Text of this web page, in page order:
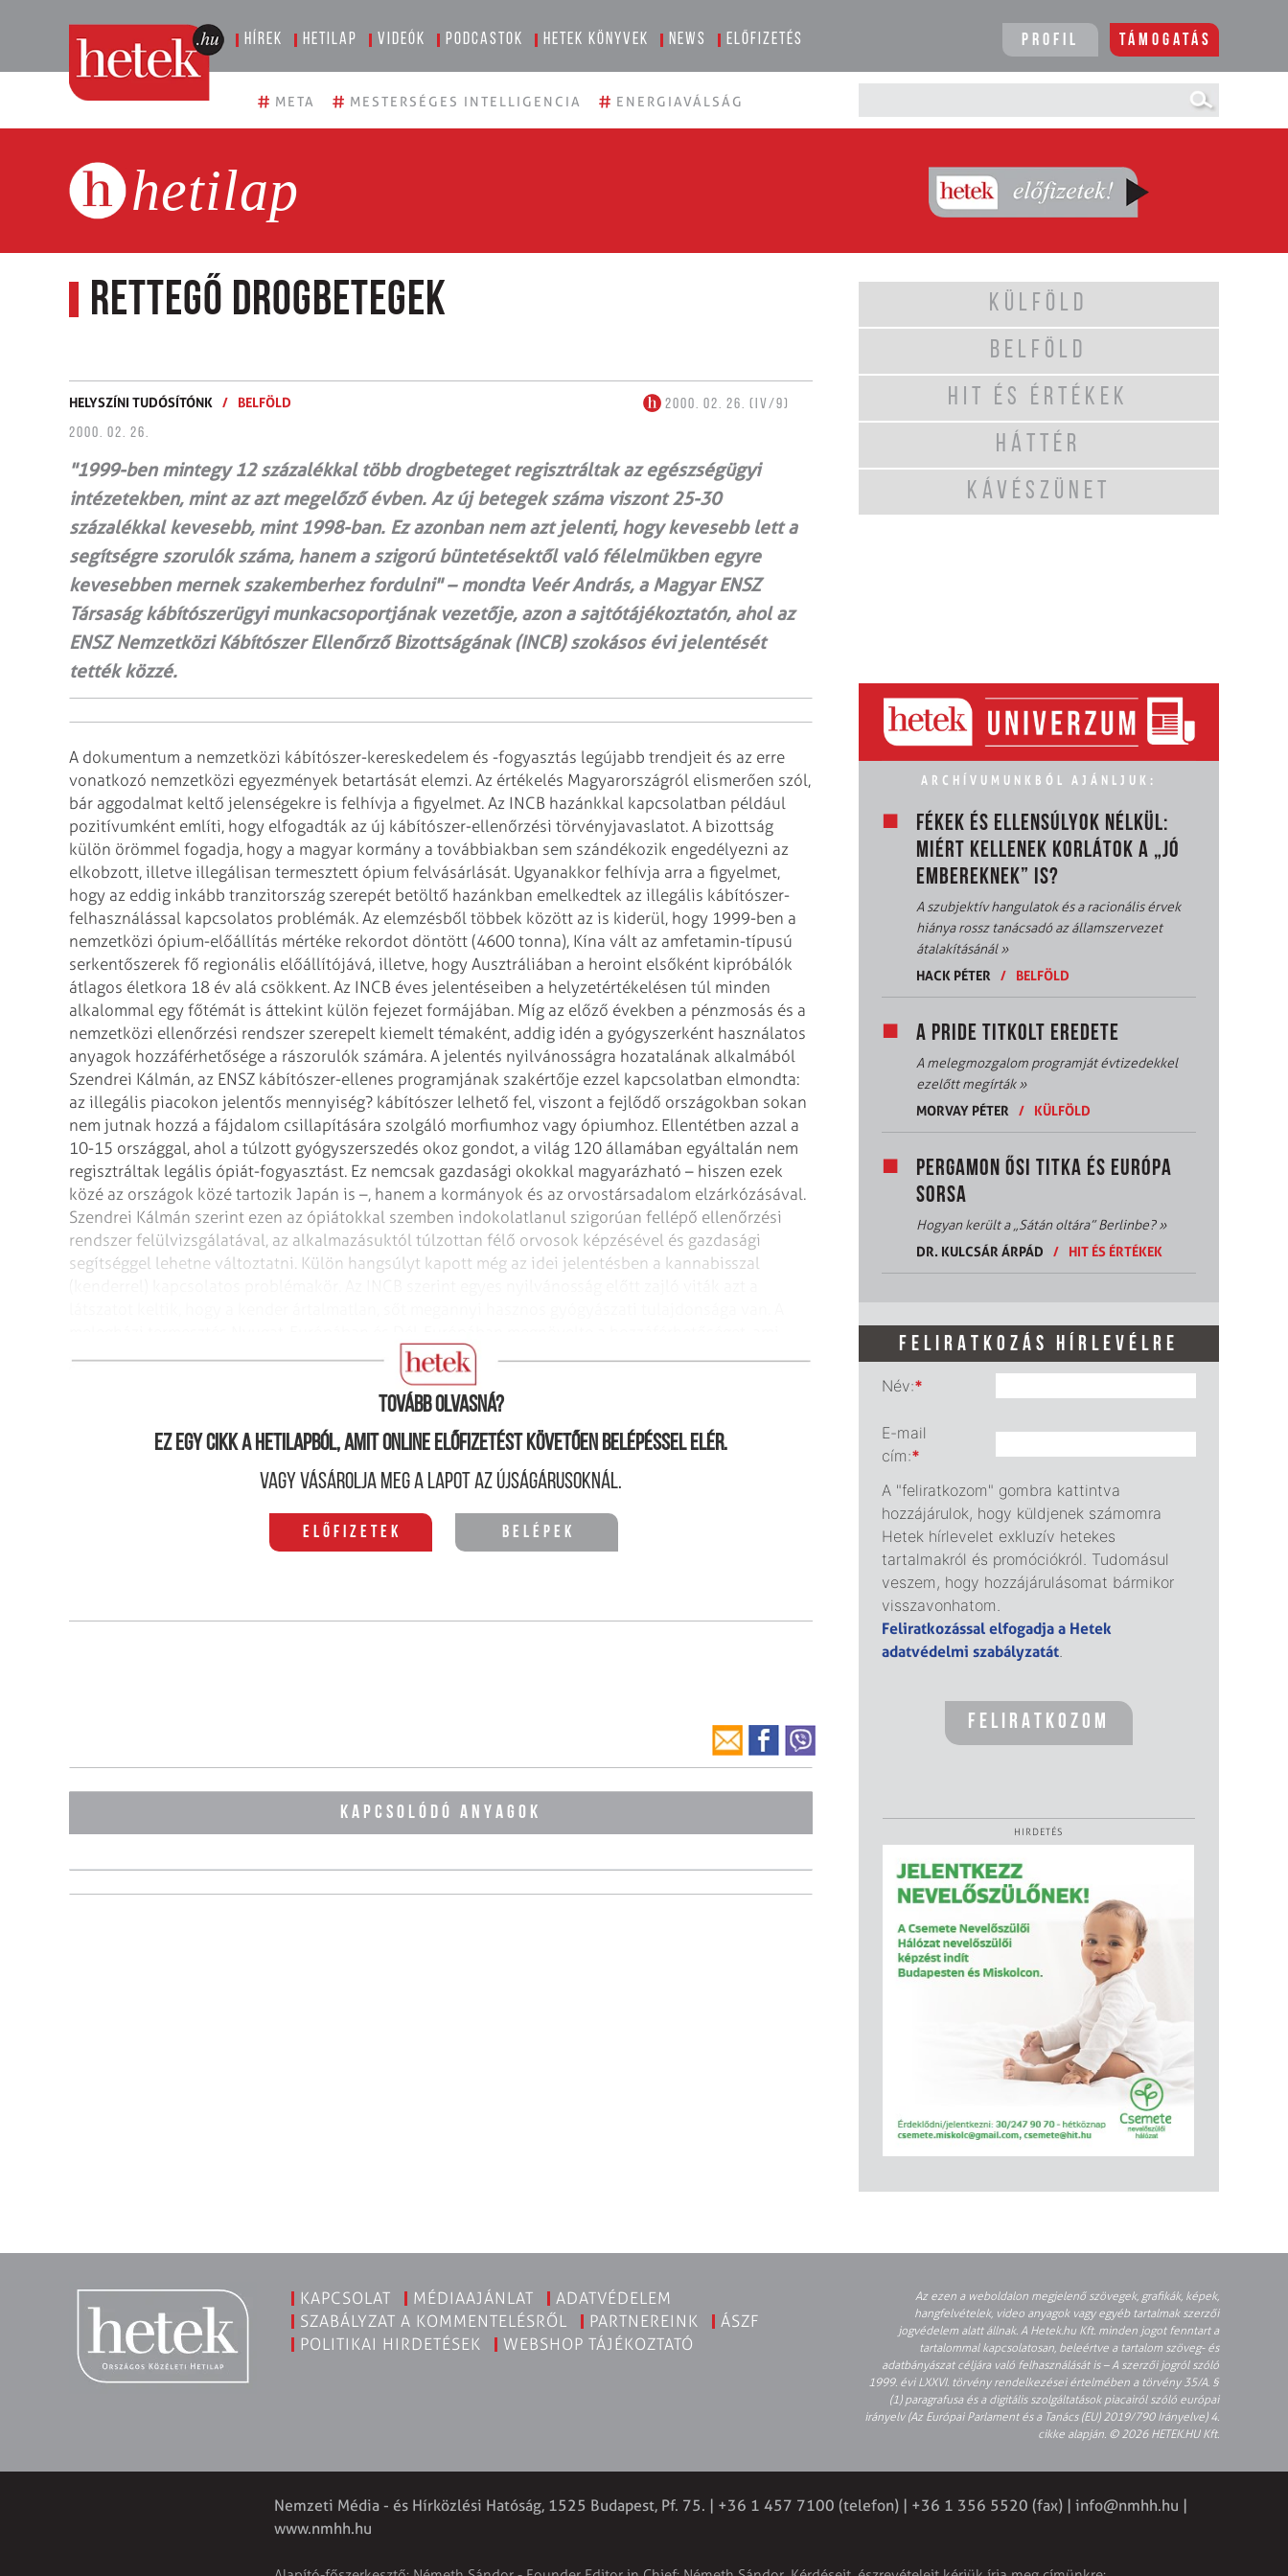
Hírek Hetilap Videók Podcastok Hetek könyvek News Előfizetés Profil Támogatás
# META # MESTERSÉGES INTELLIGENCIA # ENERGIAVÁLSÁG
hetilap
Rettegő drogbetegek
HELYSZÍNI TUDÓSÍTÓNK / BELFÖLD
2000. 02. 26. (IV/9)
2000. 02. 26.
"1999-ben mintegy 12 százalékkal több drogbeteget regisztráltak az egészségügyi
intézetekben, mint az azt megelőző évben. Az új betegek száma viszont 25-30
százalékkal kevesebb, mint 1998-ban. Ez azonban nem azt jelenti, hogy kevesebb lett a
segítségre szorulók száma, hanem a szigorú büntetésektől való félelmükben egyre
kevesebben mernek szakemberhez fordulni" – mondta Veér András, a Magyar ENSZ
Társaság kábítószerügyi munkacsoportjának vezetője, azon a sajtótájékoztatón, ahol az
ENSZ Nemzetközi Kábítószer Ellenőrző Bizottságának (INCB) szokásos évi jelentését
tették közzé.
A dokumentum a nemzetközi kábítószer-kereskedelem és -fogyasztás legújabb trendjeit és az erre
vonatkozó nemzetközi egyezmények betartását elemzi. Az értékelés Magyarországról elismerően szól,
bár aggodalmat keltő jelenségekre is felhívja a figyelmet. Az INCB hazánkkal kapcsolatban például
pozitívumként említi, hogy elfogadták az új kábítószer-ellenőrzési törvényjavaslatot. A bizottság
külön örömmel fogadja, hogy a magyar kormány a továbbiakban sem szándékozik engedélyezni az
elkobzott, illetve illegálisan termesztett ópium felvásárlását. Ugyanakkor felhívja arra a figyelmet,
hogy az eddig inkább tranzitország szerepét betöltő hazánkban emelkedtek az illegális kábítószer-
felhasználással kapcsolatos problémák. Az elemzésből többek között az is kiderül, hogy 1999-ben a
nemzetközi ópium-előállítás mértéke rekordot döntött (4600 tonna), Kína vált az amfetamin-típusú
serkentőszerek fő regionális előállítójává, illetve, hogy Ausztráliában a heroint elsőként kipróbálók
átlagos életkora 18 év alá csökkent. Az INCB éves jelentéseiben a helyzetértékelésen túl minden
alkalommal egy főtémát is áttekint külön fejezet formájában. Míg az előző években a pénzmosás és a
nemzetközi ellenőrzési rendszer szerepelt kiemelt témaként, addig idén a gyógyszerként használatos
anyagok hozzáférhetősége a rászorulók számára. A jelentés nyilvánosságra hozatalának alkalmából
Szendrei Kálmán, az ENSZ kábítószer-ellenes programjának szakértője ezzel kapcsolatban elmondta:
az illegális piacokon jelentős mennyiség? kábítószer lelhető fel, viszont a fejlődő országokban sokan
nem jutnak hozzá a fájdalom csillapítására szolgáló morfiumhoz vagy ópiumhoz. Ellentétben azzal a
10-15 országgal, ahol a túlzott gyógyszerszedés okoz gondot, a világ 120 államában egyáltalán nem
regisztráltak legális ópiát-fogyasztást. Ez nemcsak gazdasági okokkal magyarázható – hiszen ezek
közé az országok közé tartozik Japán is –, hanem a kormányok és az orvostársadalom elzárkózásával.
Szendrei Kálmán szerint ezen az ópiátokkal szemben indokolatlanul szigorúan fellépő ellenőrzési
rendszer felülvizsgálatával, az alkalmazásuktól túlzottan félő orvosok képzésével és gazdasági
segítséggel lehetne változtatni. Külön hangsúlyt kapott még az idei jelentésben a kannabisszal
elnéző magatartással párosulva fokozott fogyasztáshoz vezetett.
Tovább olvasná?
Ez egy cikk a hetilapból, amit online előfizetést követően belépéssel elér.
Vagy vásárolja meg a lapot az újságárusoknál.
Előfizetek Belépek
KAPCSOLÓDÓ ANYAGOK
KÜLFÖLD
BELFÖLD
HIT ÉS ÉRTÉKEK
HÁTTÉR
KÁVÉSZÜNET
ARCHÍVUMUNKBÓL AJÁNLJUK:
FÉKEK ÉS ELLENSÚLYOK NÉLKÜL:
MIÉRT KELLENEK KORLÁTOK A „JÓ
EMBEREKNEK” IS?
A szubjektív hangulatok és a racionális érvek
hiánya rossz tanácsadó az államszervezet
átalakításánál»
HACK PÉTER
/ BELFÖLD
A PRIDE TITKOLT EREDETE
A melegmozgalom programját évtizedekkel
ezelőtt megírták»
MORVAY PÉTER
/ KÜLFÖLD
PERGAMON ŐSI TITKA ÉS EURÓPA
SORSA
Hogyan került a „Sátán oltára” Berlinbe?»
DR. KULCSÁR ÁRPÁD
/ HIT ÉS ÉRTÉKEK
FELIRATKOZÁS HÍRLEVÉLRE
Név:*
E-mail
cím:*
A "feliratkozom" gombra kattintva
hozzájárulok, hogy küldjenek számomra
Hetek hírlevelet exkluzív hetekes
tartalmakról és promóciókról. Tudomásul
veszem, hogy hozzájárulásomat bármikor
visszavonhatom.
Feliratkozással elfogadja a Hetek
adatvédelmi szabályzatát.
HIRDETÉS
KAPCSOLAT MÉDIAAJÁNLAT
ADATVÉDELEM
SZABÁLYZAT A KOMMENTELÉSRŐL
PARTNEREINK
ÁSZF
POLITIKAI HIRDETÉSEK
WEBSHOP TÁJÉKOZTATÓ
Az ezen a weboldalon megjelenő szövegek, grafikák, képek,
hangfelvételek, video anyagok vagy egyéb tartalmak szerzői
jogvédelem alatt állnak. A Hetek.hu Kft. minden jogot fenntart a
tartalommal kapcsolatosan, beleértve a tartalom szöveg- és
adatbányászat céljára való felhasználását is – A szerzői jogról szóló
1999. évi LXXVI. törvény rendelkezései értelmében a törvény 35/A. §
(1) paragrafusa és a digitális szolgáltatások piacairól szóló európai
irányelv (Az Európai Parlament és a Tanács (EU) 2019/790 Irányelve) 4.
cikke alapján. © 2026 HETEK.HU Kft.
Nemzeti Média - és Hírközlési Hatóság, 1525 Budapest, Pf. 75. | +36 1 457 7100 (telefon) | +36 1 356 5520 (fax) | info@nmhh.hu
www.nmhh.hu